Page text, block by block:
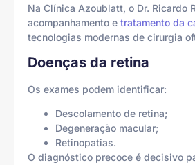
Na Clínica Azoublatt, o Dr. Ricardo
acompanhamento e tratamento da
tecnologias modernas de cirurgia
Doenças da retina
Os exames podem identificar:
Descolamento de retina;
Degeneração macular;
Retinopatias.
O diagnóstico precoce é decisivo